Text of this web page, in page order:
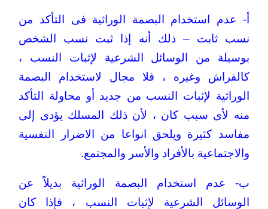
أ- عدم استخدام البصمة الوراثية فى التأكد من
نسب ثابت – ذلك أنه إذا ثبت نسب الشخص
بوسيلة من الوسائل الشرعية لإثبات النسب ،
كالفراش وغيره ، فلا مجال لاستخدام البصمة
الوراثية لإثبات النسب من جديد أو محاولة التأكد
منه لأى سبب كان ، لأن ذلك المسلك يؤدى إلى
مفاسد كثيرة ويلحق انواعا من الاضرار النفسية
والاجتماعية بالأفراد والأسر والمجتمع.
ب- عدم استخدام البصمة الوراثية بديلاً عن
الوسائل الشرعية لإثبات النسب ، فإذا كان